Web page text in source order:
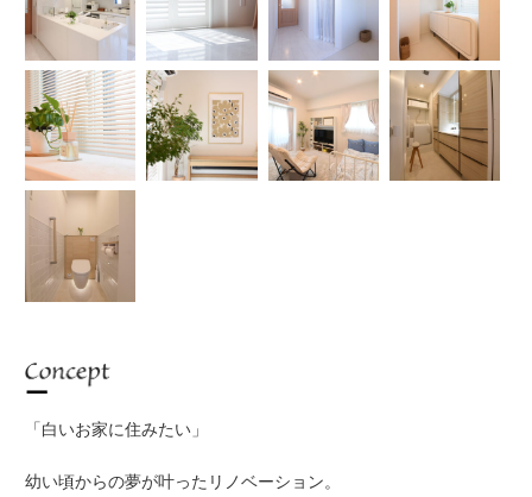
「白いお家に住みたい」
幼い頃からの夢が叶ったリノベーション。